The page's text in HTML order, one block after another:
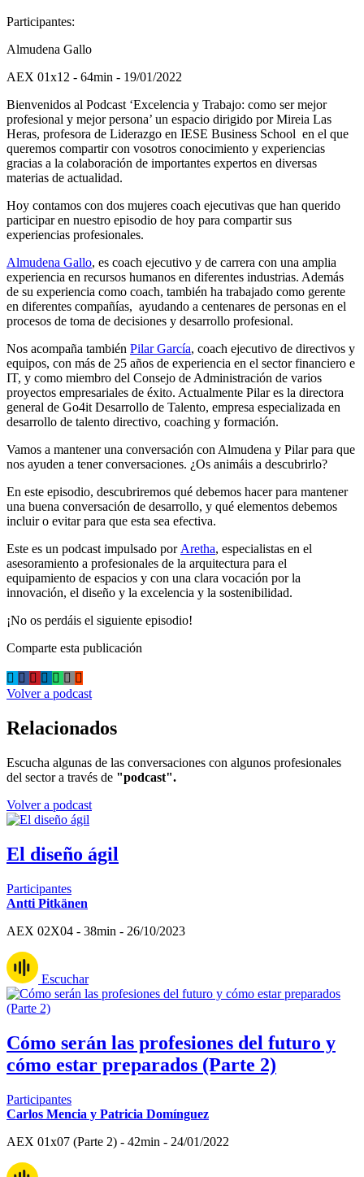
Participantes:
Almudena Gallo
AEX 01x12 - 64min - 19/01/2022
Bienvenidos al Podcast ‘Excelencia y Trabajo: como ser mejor
profesional y mejor persona’ un espacio dirigido por Mireia Las
Heras, profesora de Liderazgo en IESE Business School en el que
queremos compartir con vosotros conocimiento y experiencias
gracias a la colaboración de importantes expertos en diversas
materias de actualidad.
Hoy contamos con dos mujeres coach ejecutivas que han querido
participar en nuestro episodio de hoy para compartir sus
experiencias profesionales.
Almudena Gallo, es coach ejecutivo y de carrera con una amplia
experiencia en recursos humanos en diferentes industrias. Además
de su experiencia como coach, también ha trabajado como gerente
en diferentes compañías, ayudando a centenares de personas en el
procesos de toma de decisiones y desarrollo profesional.
Nos acompaña también Pilar García, coach ejecutivo de directivos y
equipos, con más de 25 años de experiencia en el sector financiero e
IT, y como miembro del Consejo de Administración de varios
proyectos empresariales de éxito. Actualmente Pilar es la directora
general de Go4it Desarrollo de Talento, empresa especializada en
desarrollo de talento directivo, coaching y formación.
Vamos a mantener una conversación con Almudena y Pilar para que
nos ayuden a tener conversaciones. ¿Os animáis a descubrirlo?
En este episodio, descubriremos qué debemos hacer para mantener
una buena conversación de desarrollo, y qué elementos debemos
incluir o evitar para que esta sea efectiva.
Este es un podcast impulsado por Aretha, especialistas en el
asesoramiento a profesionales de la arquitectura para el
equipamiento de espacios y con una clara vocación por la
innovación, el diseño y la excelencia y la sostenibilidad.
¡No os perdáis el siguiente episodio!
Comparte esta publicación
Volver a podcast
Relacionados
Escucha algunas de las conversaciones con algunos profesionales
del sector a través de "podcast".
Volver a podcast
El diseño ágil
Participantes
Antti Pitkänen
AEX 02X04 - 38min - 26/10/2023
Escuchar
Cómo serán las profesiones del futuro y
cómo estar preparados (Parte 2)
Participantes
Carlos Mencia y Patricia Domínguez
AEX 01x07 (Parte 2) - 42min - 24/01/2022